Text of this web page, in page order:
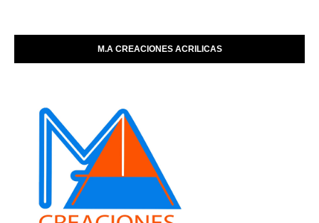
M.A CREACIONES ACRILICAS